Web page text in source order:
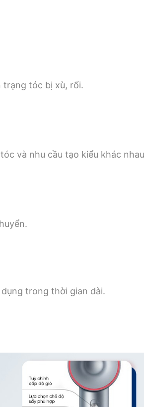
tóc bị xù, rối.
và nhu cầu tạo kiểu khác
trong thời gian dài.